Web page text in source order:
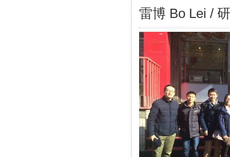
雷博 Bo Lei /